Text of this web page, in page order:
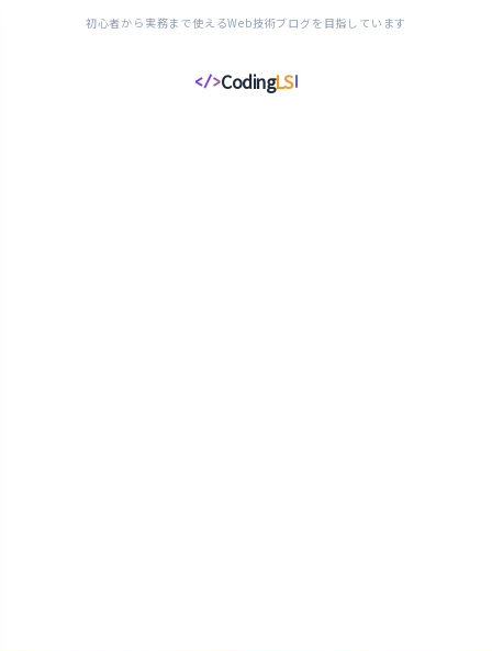
初心者から実務まで使えるWeb技術ブログを目指しています
</>CodingLS
コ